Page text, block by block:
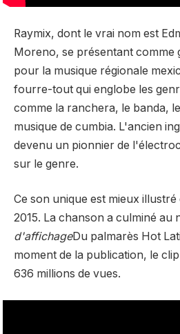
Raymix, dont le vrai nom est
Moreno, se présentant comme
pour la musique régionale
fourre-tout qui englobe les
comme la ranchera, le banda,
musique de cumbia. L'ancien
devenu un pionnier de
sur le genre.
Ce son unique est mieux
2015. La chanson a culminé au
d'affichageDu palmarès Hot
moment de la publication, le
636 millions de vues.